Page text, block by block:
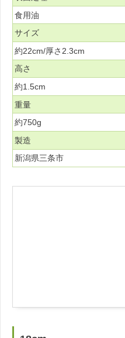
食用油
サイズ
約22cm/厚さ2.3cm
高さ
約1.5cm
重量
約750g
製造
新潟県三条市